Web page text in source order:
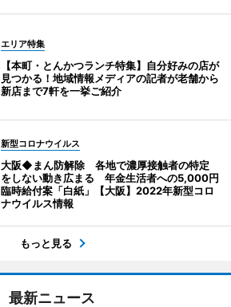
エリア特集
【本町・とんかつランチ特集】自分好みの店が
見つかる！地域情報メディアの記者が老舗から
新店まで7軒を一挙ご紹介
新型コロナウイルス
大阪◆まん防解除 各地で濃厚接触者の特定
をしない動き広まる 年金生活者への5,000円
臨時給付案「白紙」【大阪】2022年新型コロ
ナウイルス情報
もっと見る
最新ニュース